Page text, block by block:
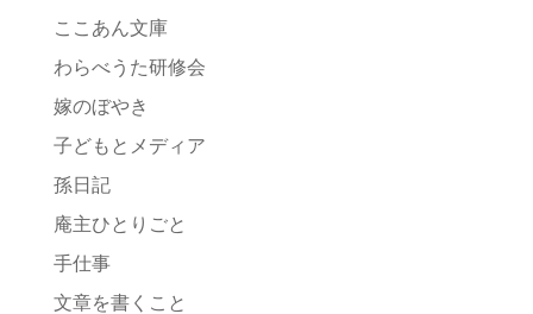
ここあん文庫
わらべうた研修会
嫁のぼやき
子どもとメディア
孫日記
庵主ひとりごと
手仕事
文章を書くこと